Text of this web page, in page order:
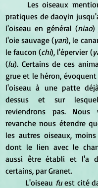
pratiques de daoyin
l'oiseau en général (niao)
l'oie sauvage (yan), le
le faucon (chi), l'épervier (
(lu). Certains de ces
grue et le héron,
l'oiseau à une patte
dessus et sur
reviendrons pas. Nous
revanche nous étendre
les autres oiseaux,
dont le lien avec le
aussi être établi et l'a
certains, par Granet.
	L'oiseau
fu est cité